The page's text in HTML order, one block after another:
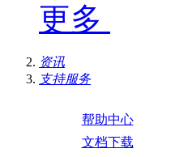
更多
资讯
支持服务
帮助中心
文档下载